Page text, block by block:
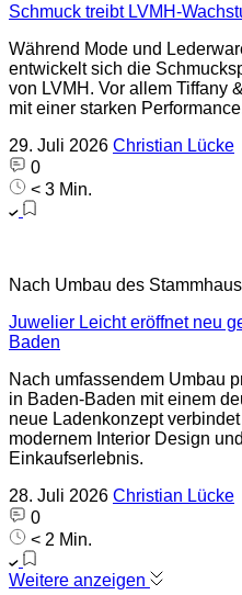
Schmuck treibt LVMH-
Während Mode und
entwickelt sich die
von LVMH. Vor allem Tiffany
mit einer starken
29. Juli 2026 Christian Lücke
0
< 3 Min.
Nach Umbau des
Juwelier Leicht eröffnet neu
Baden
Nach umfassendem Umbau
in Baden-Baden mit einem
neue Ladenkonzept
modernem Interior Design
Einkaufserlebnis.
28. Juli 2026 Christian Lücke
0
< 2 Min.
Weitere anzeigen